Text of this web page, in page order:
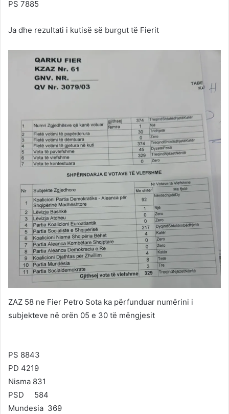
PS 7885
Ja dhe rezultati i kutisë së burgut të Fierit
ZAZ 58 ne Fier Petro Sota ka përfunduar numërini i
subjekteve në orën 05 e 30 të mëngjesit
PS 8843
PD 4219
Nisma 831
PSD 584
Mundesia 369